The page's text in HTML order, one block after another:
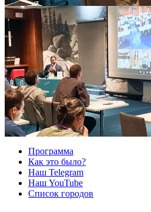
Программа
Как это было?
Наш Telegram
Наш YouTube
Список городов